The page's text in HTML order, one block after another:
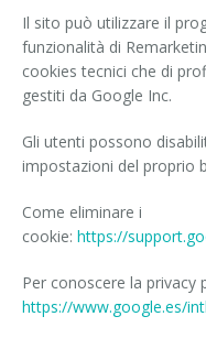
Il sito può utilizzare il
funzionalità di
cookies tecnici che di
gestiti da Google Inc.
Gli utenti possono
impostazioni del proprio
Come eliminare i
cookie: https://
Per conoscere la privacy
https://www.google.es/